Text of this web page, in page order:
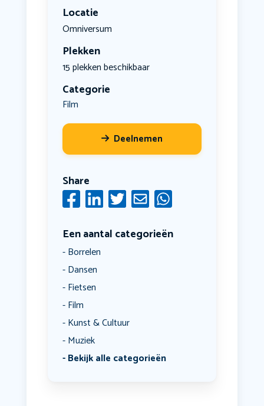
Locatie
Omniversum
Plekken
15 plekken beschikbaar
Categorie
Film
Deelnemen
Share
Een aantal categorieën
Borrelen
Dansen
Fietsen
Film
Kunst & Cultuur
Muziek
Bekijk alle categorieën